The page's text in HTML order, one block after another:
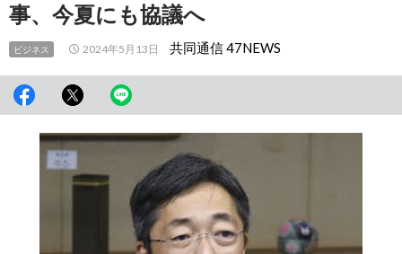
事、今夏にも協議へ
ビジネス 2024年5月13日 共同通信 47NEWS